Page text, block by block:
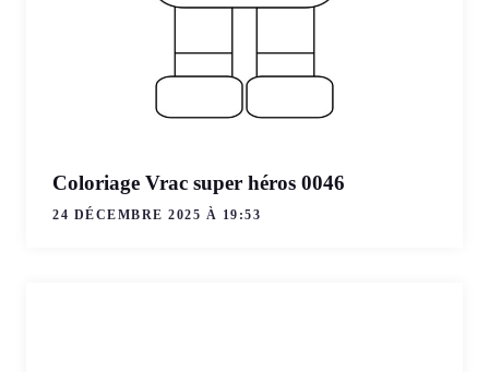
Coloriage Vrac super héros 0046
24 DÉCEMBRE 2025 À 19:53